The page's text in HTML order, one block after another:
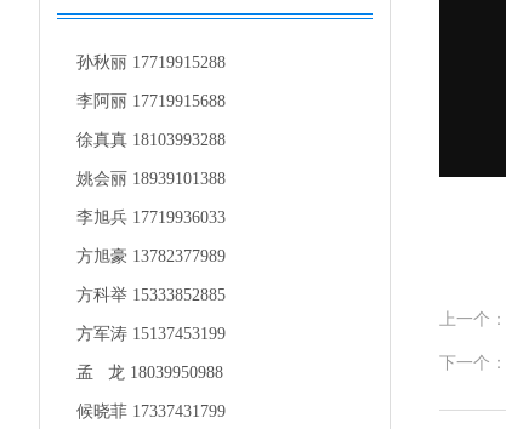
孙秋丽 17719915288
李阿丽 17719915688
徐真真 18103993288
姚会丽 18939101388
李旭兵 17719936033
方旭豪 13782377989
方科举 15333852885
方军涛 15137453199
孟 龙 18039950988
候晓菲 17337431799
上一个：
下一个：